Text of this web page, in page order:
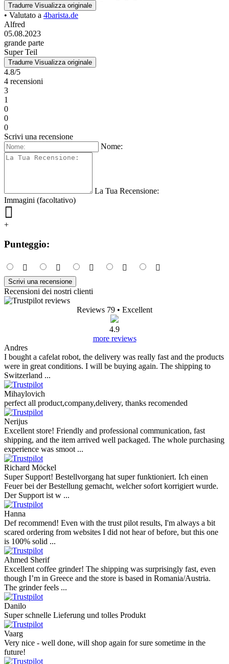
Tradurre Visualizza originale
• Valutato a 4barista.de
Alfred
05.08.2023
grande parte
Super Teil
Tradurre Visualizza originale
4.8/5
4 recensioni
3
1
0
0
0
Scrivi una recensione
Nome:
La Tua Recensione:
Immagini (facoltativo)
+
Punteggio:
Scrivi una recensione
Recensioni dei nostri clienti
Reviews 79 • Excellent
4.9
more reviews
Andres
I bought a cafelat robot, the delivery was really fast and the products
were in great conditions. I will be buying again. The shipping to
Switzerland ...
Mihaylovich
perfect all product,company,delivery, thanks recomended
Nerijus
Excellent store! Friendly and professional communication, fast
shipping, and the item arrived well packaged. The whole purchasing
experience was smoot ...
Richard Möckel
Super Support! Bestellvorgang hat super funktioniert. Ich einen
Feuer bei der Bestellung gemacht, welcher sofort korrigiert wurde.
Der Support ist w ...
Hanna
Def recommend! Even with the trust pilot results, I'm always a bit
scared ordering from websites I did not hear of before, but this one
is 100% solid ...
Ahmed Sherif
Excellent coffee grinder! The shipping was surprisingly fast, even
though I’m in Greece and the store is based in Romania/Austria.
The grinder feels ...
Danilo
Super schnelle Lieferung und tolles Produkt
Vaarg
Very nice - well done, will shop again for sure sometime in the
future!